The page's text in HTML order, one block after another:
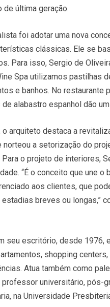
de última geração.
foi adotar uma nova
clássicas. Ele se
Para isso, Sergio de
Spa utilizamos pastilhas
e banhos. No
alabastro espanhol dão
arquiteto destaca a
norteou a setorização do
Para o projeto de interiores,
“É o conceito que une o
aos clientes, que
breves ou longas,”
seu escritório, desde 1976,
shopping
Atua também como
universitário, pós-
na Universidade